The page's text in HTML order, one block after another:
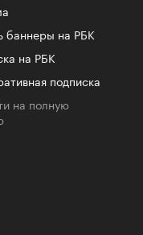
баннеры на РБК
на РБК
подписка
на полную